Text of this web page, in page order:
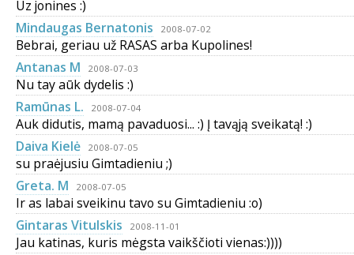
Uz jonines :)
Mindaugas Bernatonis
2008-07-02
Bebrai, geriau už RASAS arba Kupolines!
Antanas M
2008-07-03
Nu tay aūk dydelis :)
Ramūnas L.
2008-07-04
Auk didutis, mamą pavaduosi... :) Į tavąją sveikatą! :)
Daiva Kielė
2008-07-05
su praėjusiu Gimtadieniu ;)
Greta. M
2008-07-05
Ir as labai sveikinu tavo su Gimtadieniu :o)
Gintaras Vitulskis
2008-11-01
Jau katinas, kuris mėgsta vaikščioti vienas:))))